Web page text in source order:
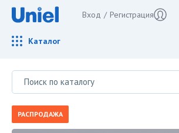
Вход / Регистрация
Каталог
РАСПРОДАЖА